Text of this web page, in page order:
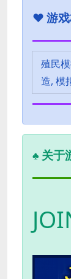
♥ 游
殖民
造, 模
♣ 关于